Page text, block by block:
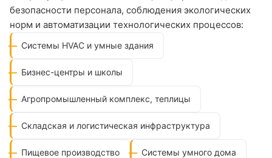
безопасности персонала, соблюдения экологических
норм и автоматизации технологических процессов:
Системы HVAC и умные здания
Бизнес-центры и школы
Агропромышленный комплекс, теплицы
Складская и логистическая инфраструктура
Пищевое производство Системы умного дома